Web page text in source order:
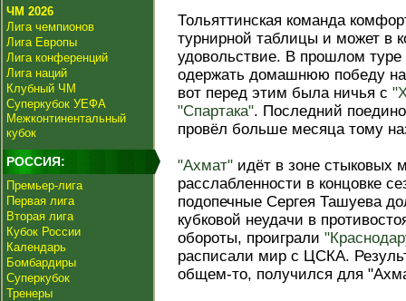
ЧМ 2026
Лига чемпионов
Лига Европы
Лига конференций
Лига наций
Клубный ЧМ
Суперкубок УЕФА
Межконтинентальный
кубок
РОССИЯ:
Премьер-лига
Первая лига
Вторая лига
Кубок России
Календарь
Бомбардиры
Суперкубок
Тренеры
Тольяттинская команда
турнирной таблицы и может в
удовольствие. В прошлом туре
одержать домашнюю победу
вот перед этим была ничья с
"Спартака". Последний
провёл больше месяца тому
"Ахмат" идёт в зоне стыковых
расслабленности в концовке
подопечные Сергея Ташуева
кубковой неудачи в
обороты, проиграли
расписали мир с ЦСКА.
общем-то, получился для